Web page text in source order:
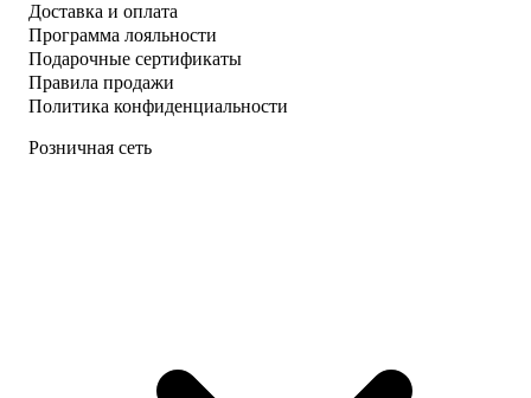
Доставка и оплата
Программа лояльности
Подарочные сертификаты
Правила продажи
Политика конфиденциальности
Розничная сеть